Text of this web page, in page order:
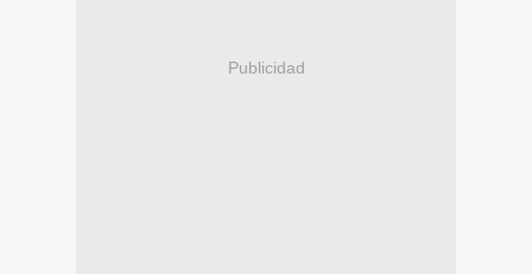
Publicidad